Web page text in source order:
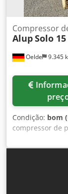
Oelde 9.345
Compressor
AlupSolo 15
Condição: bom
compressor de
automático,
de estágio
isolamento